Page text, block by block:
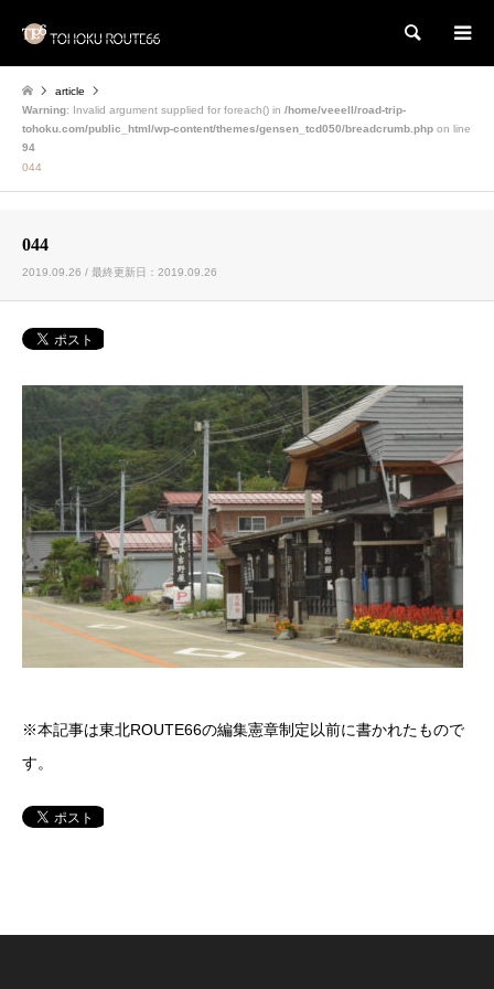
検索
article
Warning: Invalid argument supplied for foreach() in /home/veeell/road-trip-
tohoku.com/public_html/wp-content/themes/gensen_tcd050/breadcrumb.php on line
94
044
044
2019.09.26 / 最終更新日：2019.09.26
※本記事は東北ROUTE66の編集憲章制定以前に書かれたもので
す。